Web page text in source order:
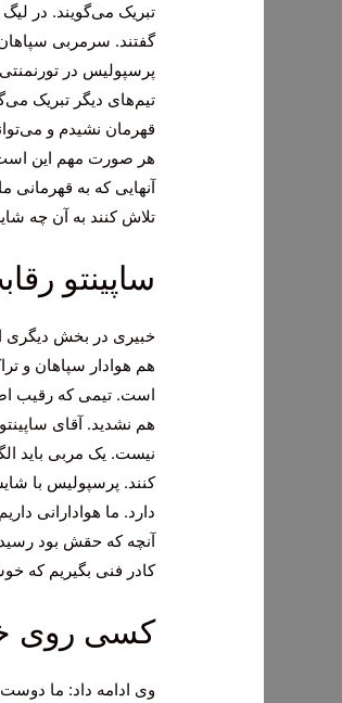
تبریک می‌گویند. در
گفتند. سرمربی سپاهان
پرسپولیس در
تیم‌های دیگر تبریک
قهرمان نشیدم و
هر صورت مهم این است
آنهایی که به قهرمانی
تلاش کنند به آن چه
ساپینتو
خبیری در بخش دیگری
هم هوادار سپاهان و
است. تیمی که رقیب
هم نشدید. آقای
نیست. یک مربی باید
کنند. پرسپولیس با
دارد. ما هوادارانی
آنچه که حقش بود رسید.
کادر فنی بگیریم که
کسی روی
وی ادامه داد: ما